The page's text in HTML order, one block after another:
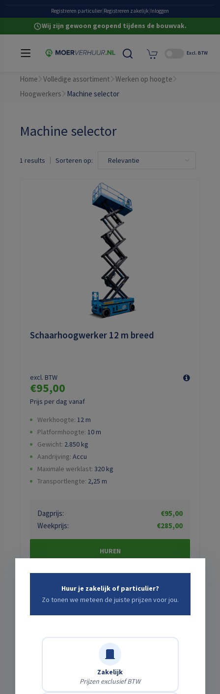
Heldere all-in prijzenRegistreren particulier Registreren zakelijk Inloggen
Wij zijn gewoon geopend tijdens de bouwvak.
Excl. BTW
Home Volledige assortiment
Werken op hoogte
Hoogwerkers
Machine selector
Machine selector
1 results Sorteren op:
Schaarhoogwerker 12 m breed
Prijs per dag vanaf
€95,00
excl. BTW
Werkhoogte: 12 m
Platformhoogte: 10 m
Gewicht: 2.850 kg
Aandrijving: Accu
Maximale werklast: 320 kg
Transportlengte: 2,25 m
Dagprijs:
€95,00
Weekprijs:
€285,00
HUREN
hoogwerkers voor uiteenlopende werkzaamheden op
hoogte. Of je nu kiest voor compact en lichtgewicht
materieel of juist voor krachtige machines met grote
reikwijdte, wij hebben altijd een passende oplossing.
Huur je zakelijk of particulier?
Zo tonen we meteen de juiste prijzen voor jou.
Zakelijk
Prijzen exclusief BTW